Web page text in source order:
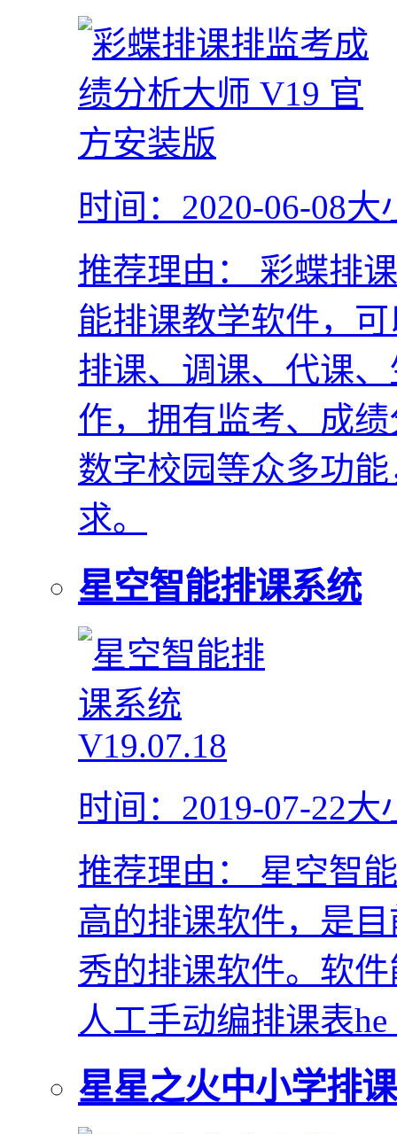
时间：2020-06-08大
推荐理由：
彩蝶排
能排课教学软件，
排课、调课、代课
作，拥有监考、成
数字校园等众多功
求。
星空智能排课系统
时间：2019-07-22大
推荐理由：
星空智
高的排课软件，是
秀的排课软件。软
人工手动编排课表
星星之火中小学排